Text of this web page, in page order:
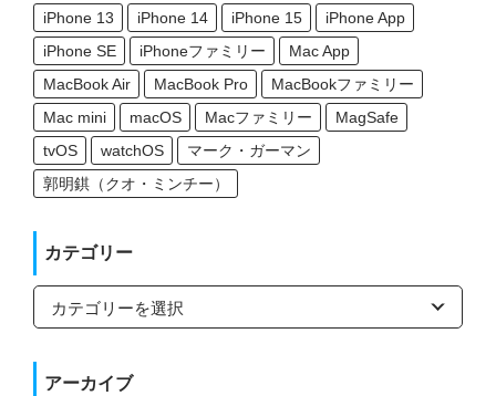
iPhone 13
iPhone 14 iPhone 15
iPhone App
iPhone SE
iPhoneファミリー
Mac App
MacBook Air
MacBook Pro
MacBookファミリー
Mac mini
macOS Macファミリー
MagSafe
tvOS
watchOS
マーク・ガーマン
郭明錤（クオ・ミンチー）
カテゴリー
カ
ゴ
ー
アーカイブ